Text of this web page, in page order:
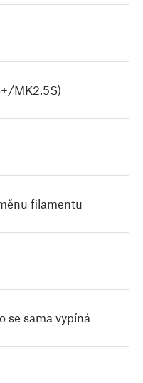
MK2.5S)
filamentu
se sama vypíná